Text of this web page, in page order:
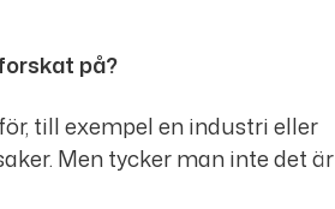
på?
till exempel en industri eller
Men tycker man inte det är